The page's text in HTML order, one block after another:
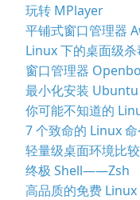
玩转 MPlayer
平铺式窗口管理器
Linux 下的桌面级
窗口管理器
最小化安装 Ubuntu
你可能不知道的
7 个致命的 Linux 命
轻量级桌面环境比较
终极 Shell——Zsh
高品质的免费 Linux